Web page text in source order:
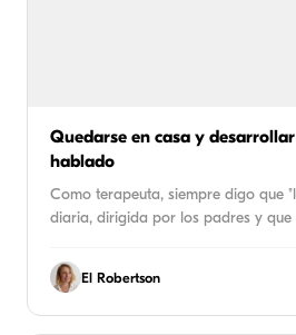
Quedarse en casa y
hablado
Como terapeuta, siempre digo que
diaria, dirigida por los padres y que
El Robertson